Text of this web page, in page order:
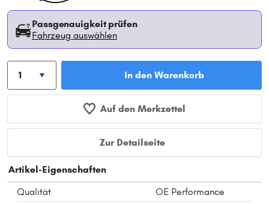
Passgenauigkeit prüfen
Fahrzeug auswählen
In den Warenkorb
Auf den Merkzettel
Zur Detailseite
Artikel-Eigenschaften
Qualität
OE Performance